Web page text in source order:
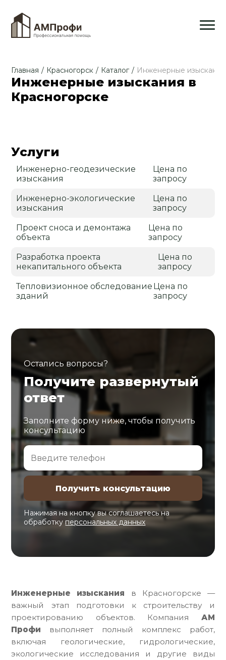
Главная / Красногорск / Каталог / Инженерные изыскания
Инженерные изыскания в
Красногорске
Услуги
Инженерно-геодезические
изыскания
Цена по
запросу
Инженерно-экологические
изыскания
Цена по
запросу
Проект сноса и демонтажа
объекта
Цена по
запросу
Разработка проекта
некапитального объекта
Цена по
запросу
Тепловизионное обследование
зданий
Цена по
запросу
Остались вопросы?
Получите развернутый
ответ
Заполните форму ниже, чтобы получить
консультацию
Нажимая на кнопку вы соглашаетесь на
обработкуперсональных данных
Инженерные изыскания в Красногорске —
важный этап подготовки к строительству и
проектированию объектов. Компания АМ
Профи выполняет полный комплекс работ,
включая геологические, гидрологические,
экологические исследования и другие виды